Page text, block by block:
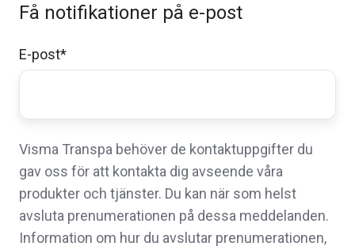
Få notifikationer på e-post
E-post*
Visma Transpa behöver de kontaktuppgifter du
gav oss för att kontakta dig avseende våra
produkter och tjänster. Du kan när som helst
avsluta prenumerationen på dessa meddelanden.
Information om hur du avslutar prenumerationen,